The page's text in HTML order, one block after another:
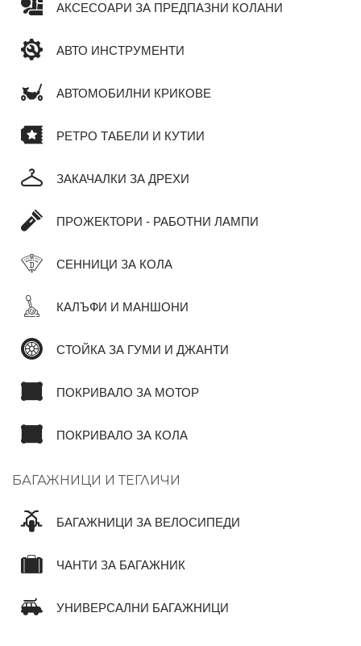
АКСЕСОАРИ ЗА ПРЕДПАЗНИ КОЛАНИ
АВТО ИНСТРУМЕНТИ
АВТОМОБИЛНИ КРИКОВЕ
РЕТРО ТАБЕЛИ И КУТИИ
ЗАКАЧАЛКИ ЗА ДРЕХИ
ПРОЖЕКТОРИ - РАБОТНИ ЛАМПИ
СЕННИЦИ ЗА КОЛА
КАЛЪФИ И МАНШОНИ
СТОЙКА ЗА ГУМИ И ДЖАНТИ
ПОКРИВАЛО ЗА МОТОР
ПОКРИВАЛО ЗА КОЛА
БАГАЖНИЦИ И ТЕГЛИЧИ
БАГАЖНИЦИ ЗА ВЕЛОСИПЕДИ
ЧАНТИ ЗА БАГАЖНИК
УНИВЕРСАЛНИ БАГАЖНИЦИ